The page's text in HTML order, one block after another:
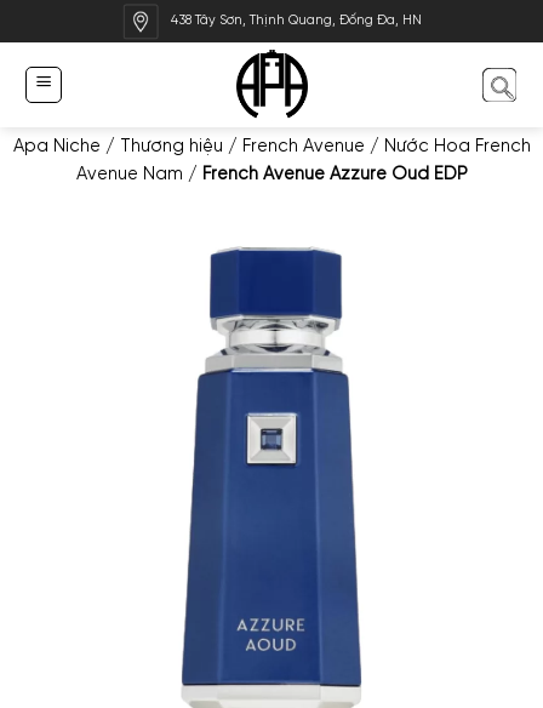
qua
dung
438 Tây Sơn, Thịnh Quang, Đống Đa, HN
Apa Niche / Thương hiệu / French Avenue / Nước Hoa French
Avenue Nam / French Avenue Azzure Oud EDP